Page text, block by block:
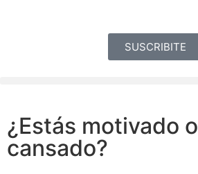
SUSCRIBITE
¿Estás motivado o
cansado?